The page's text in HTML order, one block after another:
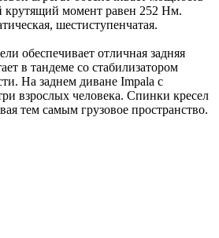
момент равен 252 Нм.
шестиступенчатая.
обеспечивает отличная задняя
в тандеме со стабилизатором
На заднем диване Impala с
взрослых человека. Спинки кресел
тем самым грузовое пространство.